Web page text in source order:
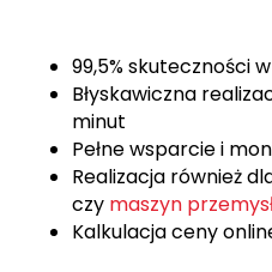
99,5% skuteczności
Błyskawiczna
minut
Pełne wsparcie i
Realizacja również
czy maszyn
Kalkulacja ceny